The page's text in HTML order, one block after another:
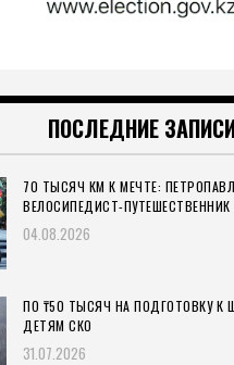
ПОСЛЕДНИЕ
70 ТЫСЯЧ КМ К МЕЧТЕ:
ВЕЛОСИПЕДИСТ-ПУТЕШЕСТВЕННИК
04.08.2026
ПО ₸50 ТЫСЯЧ НА ПОДГОТОВКУ К
ДЕТЯМ СКО
31.07.2026